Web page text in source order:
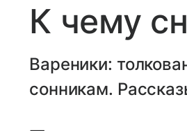
К чему
Вареники:
сонникам.